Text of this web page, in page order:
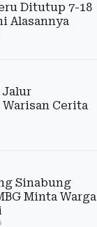
Ditutup 7-18
Alasannya
Jalur
Cerita
Sinabung
Minta Warga